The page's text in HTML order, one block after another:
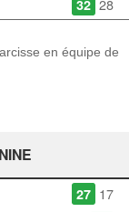
32 28
en équipe de
27 17